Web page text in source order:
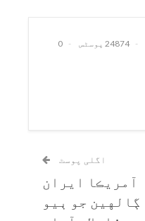
24874 پوسٹس
0
اگلی پوسٹ
آمريڪا ايران
ڳالهين جو ٻيو